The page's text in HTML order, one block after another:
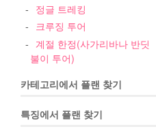
정글 트레킹
크루징 투어
계절 한정(사가리바나 반딧
불이 투어)
카테고리에서 플랜 찾기
특징에서 플랜 찾기